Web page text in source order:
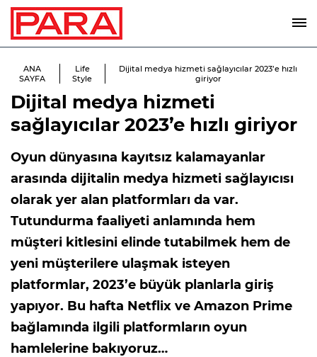
ANA
SAYFA
Life
Style
Dijital medya hizmeti sağlayıcılar 2023’e hızlı
giriyor
Dijital medya hizmeti
sağlayıcılar 2023’e hızlı giriyor
Oyun dünyasına kayıtsız kalamayanlar
arasında dijitalin medya hizmeti sağlayıcısı
olarak yer alan platformları da var.
Tutundurma faaliyeti anlamında hem
müşteri kitlesini elinde tutabilmek hem de
yeni müşterilere ulaşmak isteyen
platformlar, 2023’e büyük planlarla giriş
yapıyor. Bu hafta Netflix ve Amazon Prime
bağlamında ilgili platformların oyun
hamlelerine bakıyoruz…